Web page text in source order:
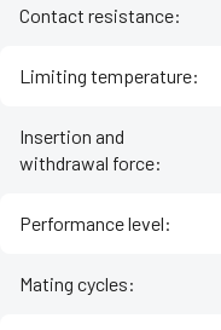
Contact resistance:
Limiting temperature:
Insertion and
withdrawal force:
Performance level:
Mating cycles: